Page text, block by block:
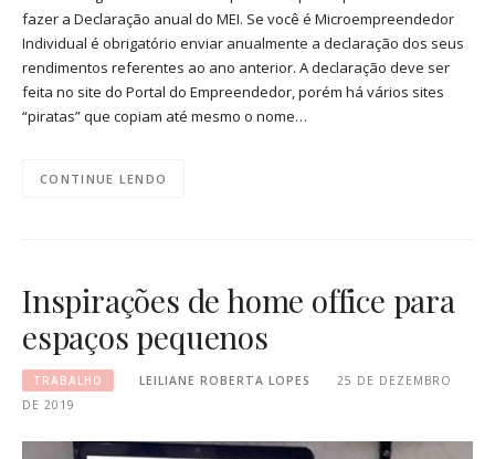
fazer a Declaração anual do MEI. Se você é Microempreendedor
Individual é obrigatório enviar anualmente a declaração dos seus
rendimentos referentes ao ano anterior. A declaração deve ser
feita no site do Portal do Empreendedor, porém há vários sites
“piratas” que copiam até mesmo o nome…
CONTINUE LENDO
Inspirações de home office para
espaços pequenos
TRABALHO LEILIANE ROBERTA LOPES
25 DE DEZEMBRO
DE 2019